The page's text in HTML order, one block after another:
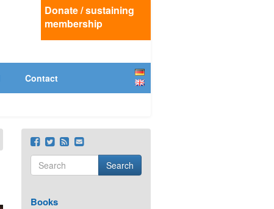
Donate / sustaining
membership
Contact
Search form
Search
Books